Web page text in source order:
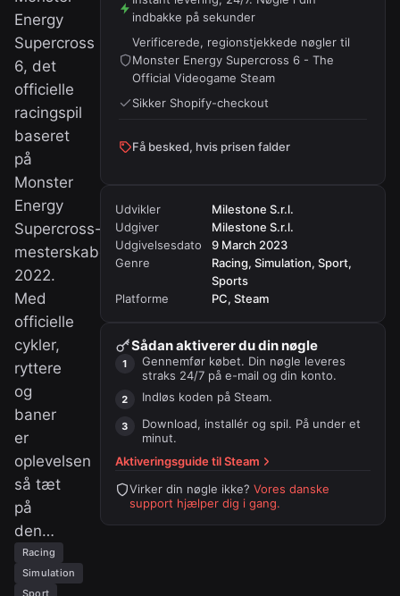
Energy
Supercross
6, det
officielle
racingspil
baseret
på
Monster
Energy
Supercross-
mesterskabet
2022.
Med
officielle
cykler,
ryttere
og
baner
er
oplevelsen
så tæt
på
den…
Racing
Simulation
Sport
indbakke på sekunder
Verificerede, regionstjekkede nøgler til
Monster Energy Supercross 6 - The
Official Videogame Steam
Sikker Shopify-checkout
Få besked, hvis prisen falder
Udvikler
Milestone S.r.l.
Udgiver
Milestone S.r.l.
Udgivelsesdato
9 March 2023
Genre
Racing, Simulation, Sport,
Sports
Platforme
PC, Steam
Sådan aktiverer du din nøgle
Gennemfør købet. Din nøgle leveres
straks 24/7 på e-mail og din konto.
Indløs koden på Steam.
Download, installér og spil. På under et
minut.
Aktiveringsguide tilSteam
Virker din nøgle ikke? Vores danske
support hjælper dig i gang.